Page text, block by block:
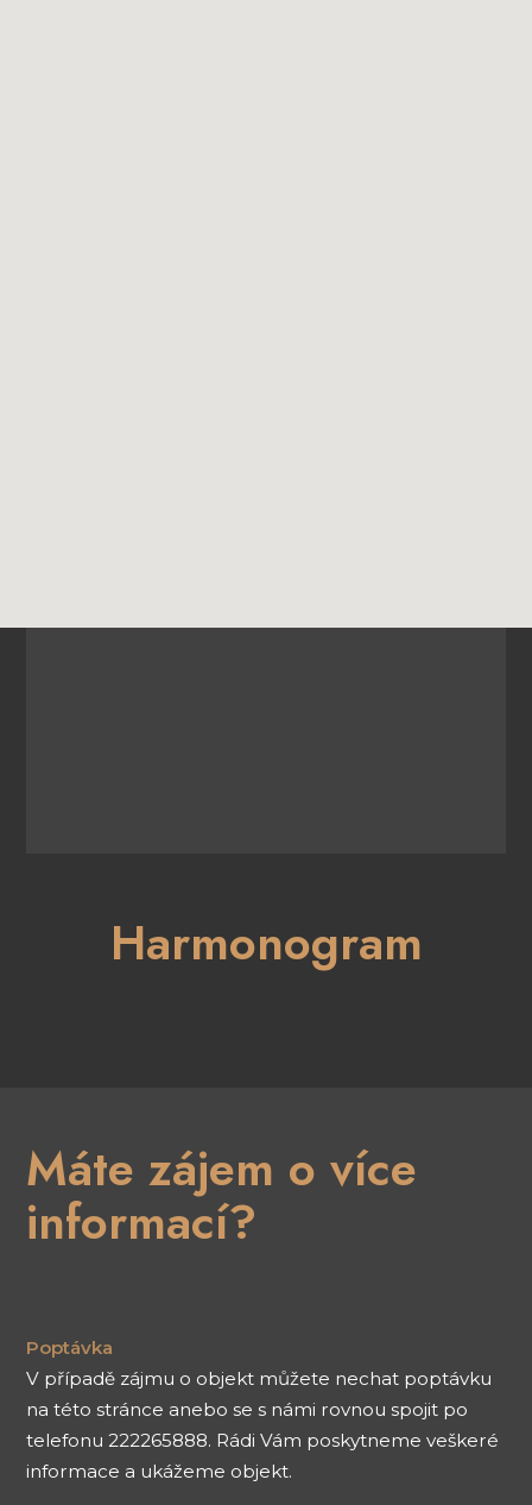
Harmonogram
Máte zájem o více
informací?
Poptávka
V případě zájmu o objekt můžete nechat poptávku
na této stránce anebo se s námi rovnou spojit po
telefonu 222265888. Rádi Vám poskytneme veškeré
informace a ukážeme objekt.